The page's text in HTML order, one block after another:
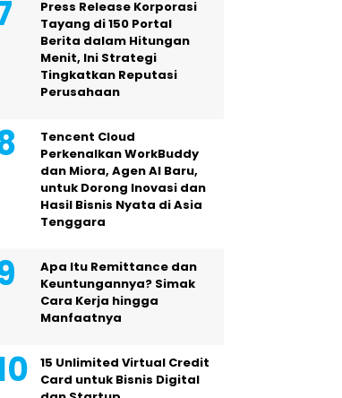
Press Release Korporasi
Tayang di 150 Portal
Berita dalam Hitungan
Menit, Ini Strategi
Tingkatkan Reputasi
Perusahaan
Tencent Cloud
Perkenalkan WorkBuddy
dan Miora, Agen AI Baru,
untuk Dorong Inovasi dan
Hasil Bisnis Nyata di Asia
Tenggara
Apa Itu Remittance dan
Keuntungannya? Simak
Cara Kerja hingga
Manfaatnya
15 Unlimited Virtual Credit
Card untuk Bisnis Digital